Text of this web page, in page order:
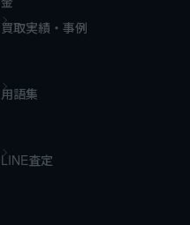
買取実績・事例
用語集
LINE査定